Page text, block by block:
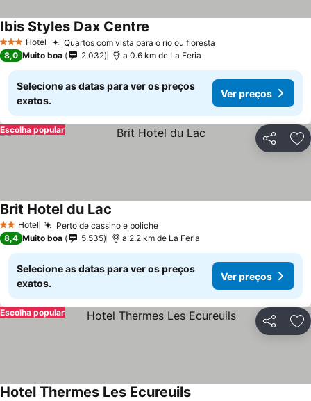
3 EstrelasHotel Quartos com vista para o rio ou floresta
Ibis Styles Dax Centre
8,0 Muito boa 2.032 a 0.6 km de La Feria
Selecione as datas para ver os preços
exatos.
Ver preços
Partilhar
Escolha popular
2 Estrelas
Hotel Perto de cassino e boliche
Brit Hotel du Lac
8,4 Muito boa 5.535 a 2.2 km de La Feria
Selecione as datas para ver os preços
exatos.
Ver preços
Partilhar
Escolha popular
Hotel Thermes Les Ecureuils